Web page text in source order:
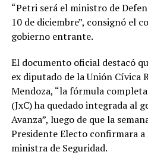
“Petri será el ministro de
10 de diciembre”, consignó el
gobierno entrante.
El documento oficial destacó
ex diputado de la Unión Cívica
Mendoza, “la fórmula
(JxC) ha quedado integrada al
Avanza”, luego de que la
Presidente Electo confirmara
ministra de Seguridad.